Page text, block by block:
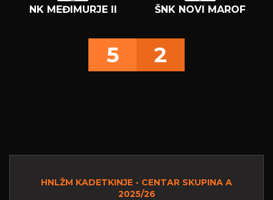
NK MEĐIMURJE II ŠNK NOVI MAROF
5 2
HNLŽM KADETKINJE - CENTAR SKUPINA A
2025/26